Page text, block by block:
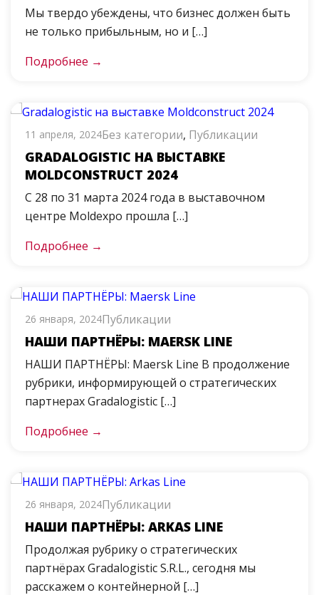
Мы твердо убеждены, что бизнес должен быть
не только прибыльным, но и […]
Подробнее →
11 апреля, 2024Без категории, Публикации
GRADALOGISTIC НА ВЫСТАВКЕ
MOLDCONSTRUCT 2024
С 28 по 31 марта 2024 года в выставочном
центре Moldexpo прошла […]
Подробнее →
26 января, 2024Публикации
НАШИ ПАРТНЁРЫ: MAERSK LINE
НАШИ ПАРТНЁРЫ: Maersk Line В продолжение
рубрики, информирующей о стратегических
партнерах Gradalogistic […]
Подробнее →
26 января, 2024Публикации
НАШИ ПАРТНЁРЫ: ARKAS LINE
Продолжая рубрику о стратегических
партнёрах Gradalogistic S.R.L., сегодня мы
расскажем о контейнерной […]